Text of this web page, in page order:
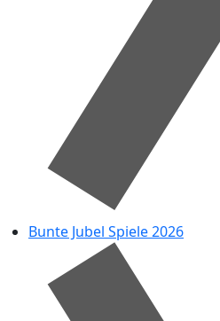
Bunte Jubel Spiele 2026